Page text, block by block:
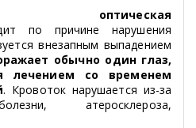
оптическая
по причине нарушения
внезапным выпадением
обычно один глаз,
лечением со временем
. Кровоток нарушается из-за
атеросклероза,